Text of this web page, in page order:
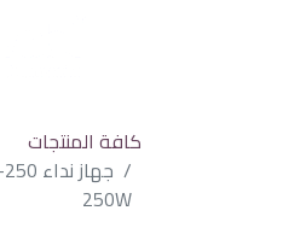
كافة المنتجات
250W